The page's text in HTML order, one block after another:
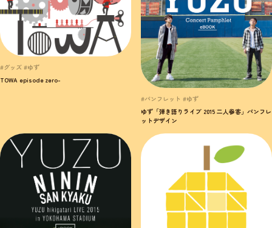
#グッズ #ゆず
TOWA episode zero-
#パンフレット #ゆず
ゆず「弾き語りライブ 2015 二人参客」パンフレ
ットデザイン